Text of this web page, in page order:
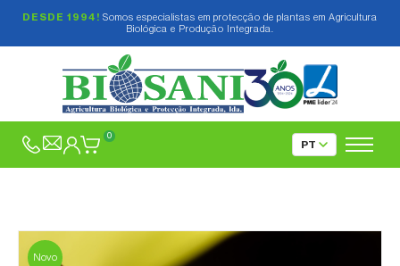
DESDE 1994! Somos especialistas em protecção de plantas em Agricultura
Biológica e Produção Integrada.
0
Novo